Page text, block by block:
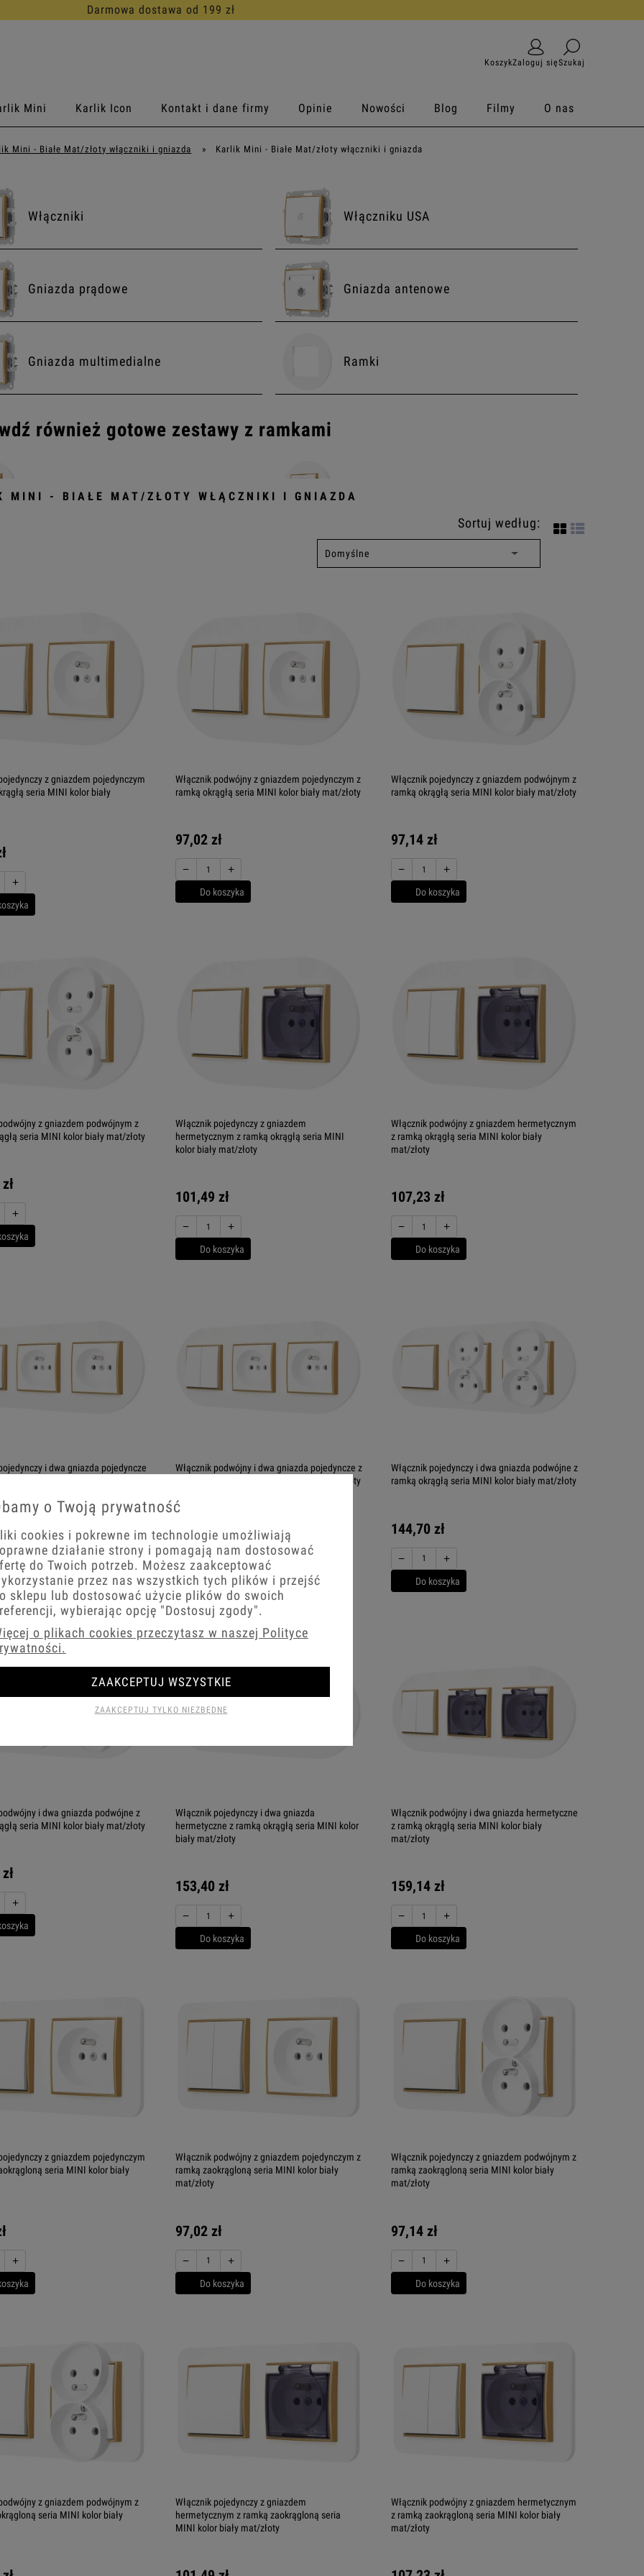
30 dni na darmowy zwrot
KoszykZaloguj sięSzukaj
Mini Karlik Icon Kontakt i dane firmy Opinie Nowości Blog Filmy O nas
Mini - Białe Mat/złoty włączniki i gniazda » Karlik Mini - Białe Mat/złoty włączniki i gniazda
Włączniki Włączniku USA
Gniazda prądowe Gniazda antenowe
Gniazda multimedialne Ramki
również gotowe zestawy z ramkami
Zestawy włączników Zestawy gniazd
Zestawy włącznik z gniazdem
MINI - BIAŁE MAT/ZŁOTY WŁĄCZNIKI I GNIAZDA
Sortuj według:
z gniazdem pojedynczym
seria MINI kolor biały
+
Włącznik podwójny z gniazdem pojedynczym z
ramką okrągłą seria MINI kolor biały mat/złoty
97,02 zł
− +
Do koszyka
Włącznik pojedynczy z gniazdem podwójnym z
ramką okrągłą seria MINI kolor biały mat/złoty
97,14 zł
− +
Do koszyka
z gniazdem podwójnym z
seria MINI kolor biały mat/złoty
+
Włącznik pojedynczy z gniazdem
hermetycznym z ramką okrągłą seria MINI
kolor biały mat/złoty
101,49 zł
− +
Do koszyka
Włącznik podwójny z gniazdem hermetycznym
z ramką okrągłą seria MINI kolor biały
mat/złoty
107,23 zł
− +
Do koszyka
i dwa gniazda pojedyncze
seria MINI kolor biały
+
Włącznik podwójny i dwa gniazda pojedyncze z
ramką okrągłą seria MINI kolor biały mat/złoty
138,72 zł
− +
Do koszyka
Włącznik pojedynczy i dwa gniazda podwójne z
ramką okrągłą seria MINI kolor biały mat/złoty
144,70 zł
− +
Do koszyka
i dwa gniazda podwójne z
seria MINI kolor biały mat/złoty
+
Włącznik pojedynczy i dwa gniazda
hermetyczne z ramką okrągłą seria MINI kolor
biały mat/złoty
153,40 zł
− +
Do koszyka
Włącznik podwójny i dwa gniazda hermetyczne
z ramką okrągłą seria MINI kolor biały
mat/złoty
159,14 zł
− +
Do koszyka
z gniazdem pojedynczym
seria MINI kolor biały
+
Włącznik podwójny z gniazdem pojedynczym z
ramką zaokrągloną seria MINI kolor biały
mat/złoty
97,02 zł
− +
Do koszyka
Włącznik pojedynczy z gniazdem podwójnym z
ramką zaokrągloną seria MINI kolor biały
mat/złoty
97,14 zł
− +
Do koszyka
z gniazdem podwójnym z
seria MINI kolor biały
Włącznik pojedynczy z gniazdem
hermetycznym z ramką zaokrągloną seria
MINI kolor biały mat/złoty
Włącznik podwójny z gniazdem hermetycznym
z ramką zaokrągloną seria MINI kolor biały
mat/złoty
o Twoją prywatność
cookies i pokrewne im technologie umożliwiają
działanie strony i pomagają nam dostosować
do Twoich potrzeb. Możesz zaakceptować
przez nas wszystkich tych plików i przejść
sklepu lub dostosować użycie plików do swoich
wybierając opcję "Dostosuj zgody".
o plikach cookies przeczytasz w naszej Polityce
ZAAKCEPTUJ TYLKO NIEZBĘDNE
ZAAKCEPTUJ WSZYSTKIE